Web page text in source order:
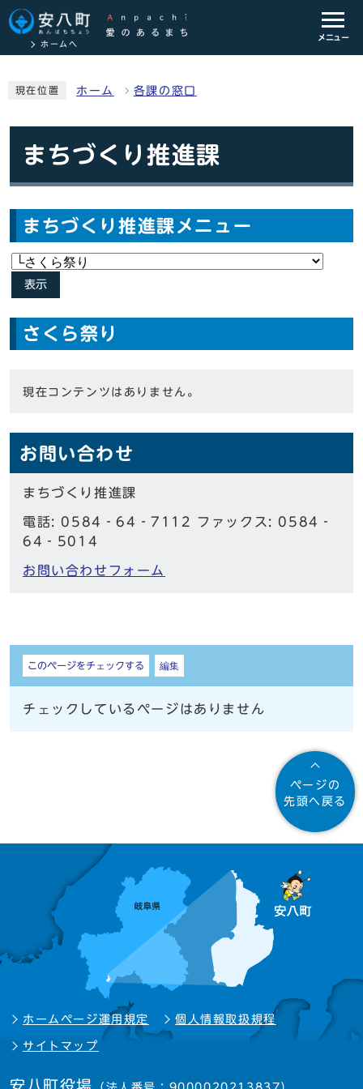
ホームへ
メニュー
現在位置 ホーム 各課の窓口
まちづくり推進課
まちづくり推進課メニュー
表示
さくら祭り
現在コンテンツはありません。
お問い合わせ
まちづくり推進課
電話: 0584‐64‐7112 ファックス: 0584‐
64‐5014
お問い合わせフォーム
しおり
このページをチェックする 編集
チェックしているページはありません
ページの
先頭へ戻る
ホームページ運用規定 個人情報取扱規程
サイトマップ
安八町役場